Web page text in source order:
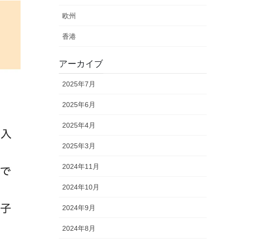
欧州
香港
アーカイブ
2025年7月
2025年6月
2025年4月
2025年3月
2024年11月
2024年10月
2024年9月
2024年8月